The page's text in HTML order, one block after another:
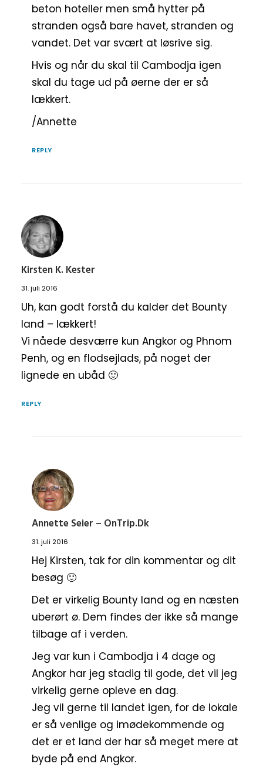
beton hoteller men små hytter på
stranden også bare havet, stranden og
vandet. Det var svært at løsrive sig.
Hvis og når du skal til Cambodja igen
skal du tage ud på øerne der er så
lækkert.
/Annette
REPLY
Kirsten K. Kester
31. juli 2016
Uh, kan godt forstå du kalder det Bounty
land – lækkert!
Vi nåede desværre kun Angkor og Phnom
Penh, og en flodsejlads, på noget der
lignede en ubåd 🙂
REPLY
Annette Seier – OnTrip.dk
31. juli 2016
Hej Kirsten, tak for din kommentar og dit
besøg 🙂
Det er virkelig Bounty land og en næsten
uberørt ø. Dem findes der ikke så mange
tilbage af i verden.
Jeg var kun i Cambodja i 4 dage og
Angkor har jeg stadig til gode, det vil jeg
virkelig gerne opleve en dag.
Jeg vil gerne til landet igen, for de lokale
er så venlige og imødekommende og
det er et land der har så meget mere at
byde på end Angkor.